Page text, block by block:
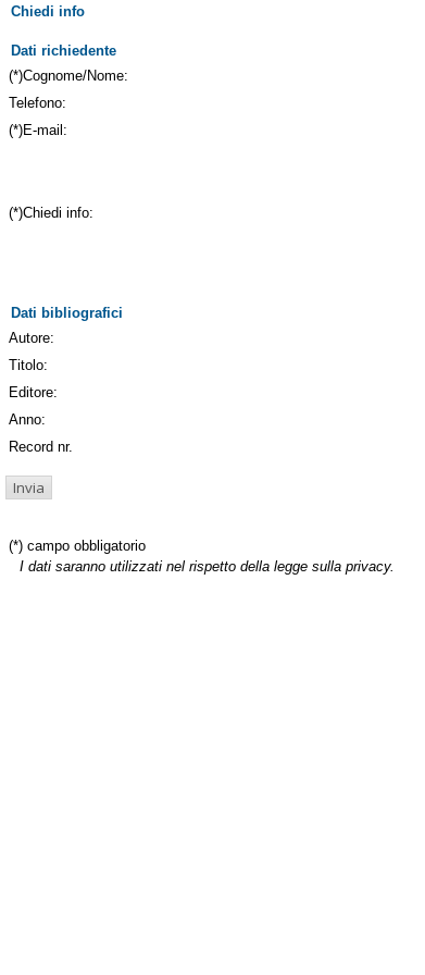
Chiedi info
Dati richiedente
(*)Cognome/Nome:
Telefono:
(*)E-mail:
(*)Chiedi info:
Dati bibliografici
Autore:
Titolo:
Editore:
Anno:
Record nr.
(*) campo obbligatorio
I dati saranno utilizzati nel rispetto della legge sulla privacy.